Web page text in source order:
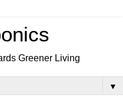
Greener Living
▼